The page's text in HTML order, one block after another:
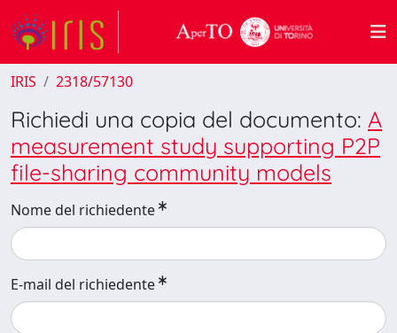
IRIS 2318/57130
Richiedi una copia del documento: A
measurement study supporting P2P
file-sharing community models
Nome del richiedente
E-mail del richiedente